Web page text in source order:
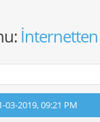
03-2019,09:21 PM